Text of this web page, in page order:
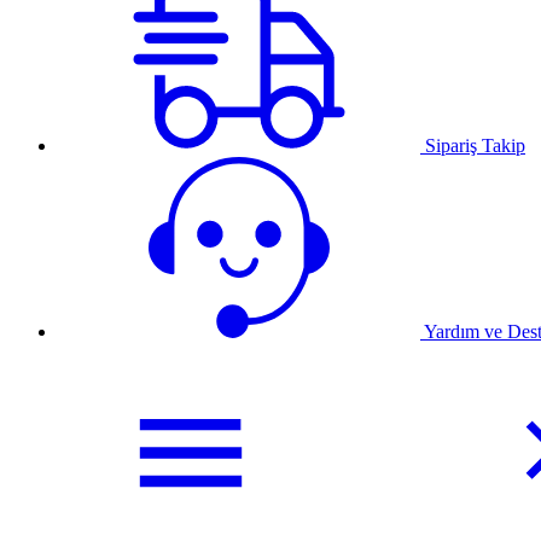
Sipariş Takip
Yardım ve